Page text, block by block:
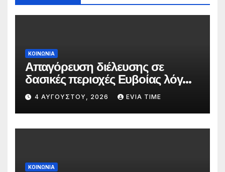
ΚΟΙΝΩΝΙΑ
Απαγόρευση διέλευσης σε
δασικές περιοχές Ευβοίας λόγω
πολύ υψηλού κινδύνου
πυρκαγιάς
4 ΑΥΓΟΎΣΤΟΥ, 2026 EVIA TIME
ΚΟΙΝΩΝΙΑ